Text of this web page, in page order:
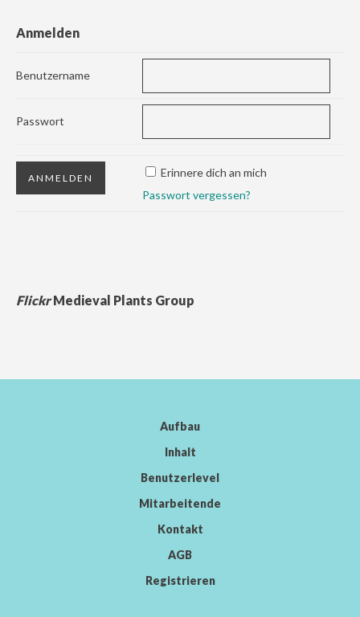
Anmelden
Benutzername
Passwort
Erinnere dich an mich
Passwort vergessen?
FlickrMedieval Plants Group
Aufbau
Inhalt
Benutzerlevel
Mitarbeitende
Kontakt
AGB
Registrieren